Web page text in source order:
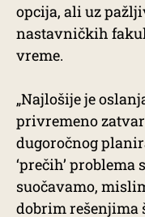
opcija, ali uz
nastavničkih
vreme.
„Najlošije je
privremeno
dugoročnog
‘prečih’
suočavamo,
dobrim rešenjima